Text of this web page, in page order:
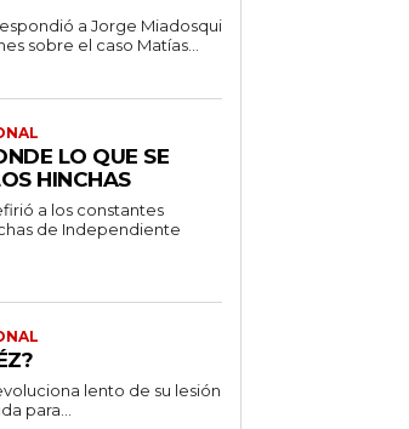
a Jorge Miadosqui
sobre el caso Matías...
LO QUE SE
HINCHAS
a los constantes
de Independiente
lento de su lesión
para...